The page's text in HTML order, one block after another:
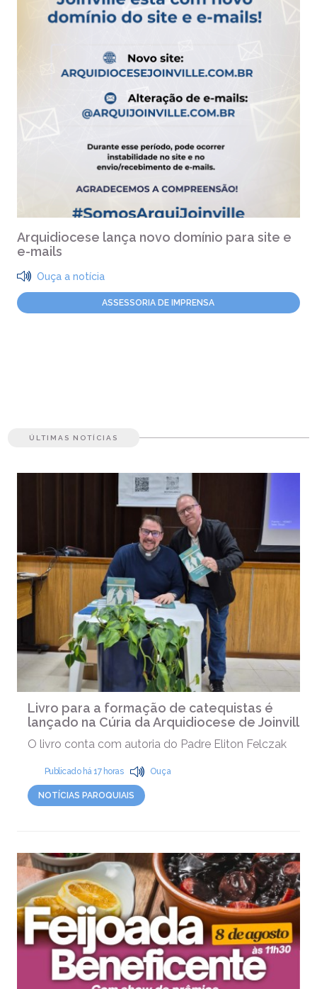
Arquidiocese lança novo domínio para site e
e-mails
Ouça a notícia
ASSESSORIA DE IMPRENSA
ÚLTIMAS NOTÍCIAS
Livro para a formação de catequistas é
lançado na Cúria da Arquidiocese de Joinville
O livro conta com autoria do Padre Eliton Felczak
Publicado há 17 horas Ouça
NOTÍCIAS PAROQUIAIS